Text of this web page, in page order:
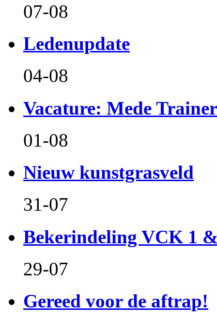
07-08
Ledenupdate
04-08
Vacature: Mede
01-08
Nieuw kunstgrasveld
31-07
Bekerindeling VCK 1
29-07
Gereed voor de aftrap!